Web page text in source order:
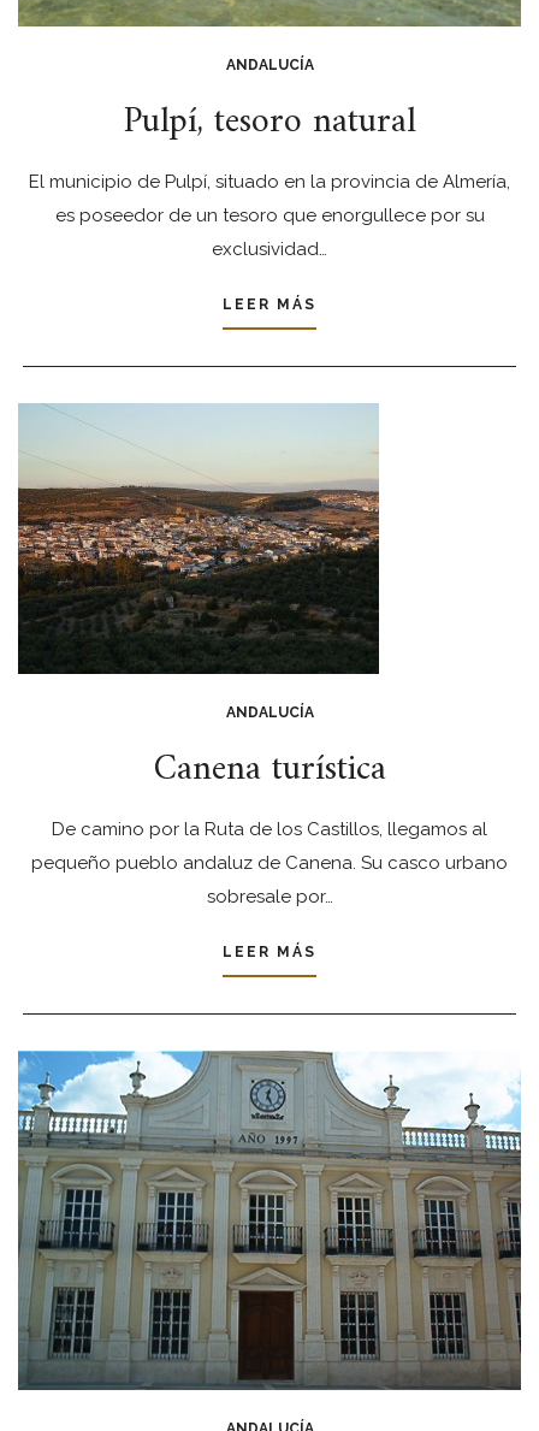
ANDALUCÍA
Pulpí, tesoro natural
El municipio de Pulpí, situado en la provincia de Almería,
es poseedor de un tesoro que enorgullece por su
exclusividad…
LEER MÁS
ANDALUCÍA
Canena turística
De camino por la Ruta de los Castillos, llegamos al
pequeño pueblo andaluz de Canena. Su casco urbano
sobresale por…
LEER MÁS